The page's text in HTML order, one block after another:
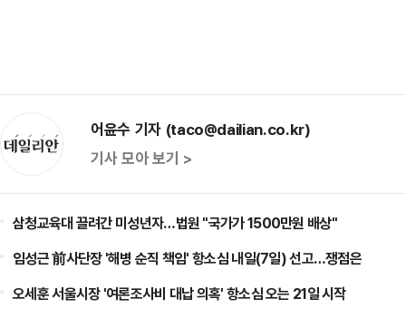
어윤수 기자 (taco@dailian.co.kr)
기사 모아 보기 >
삼청교육대 끌려간 미성년자…법원 "국가가 1500만원 배상"
임성근 前사단장 '해병 순직 책임' 항소심 내일(7일) 선고…쟁점은
오세훈 서울시장 '여론조사비 대납 의혹' 항소심 오는 21일 시작